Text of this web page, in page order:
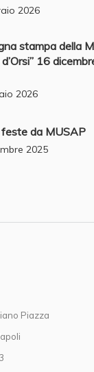
2026
stampa della
16
2026
feste da MUSAP
2025
Piazza